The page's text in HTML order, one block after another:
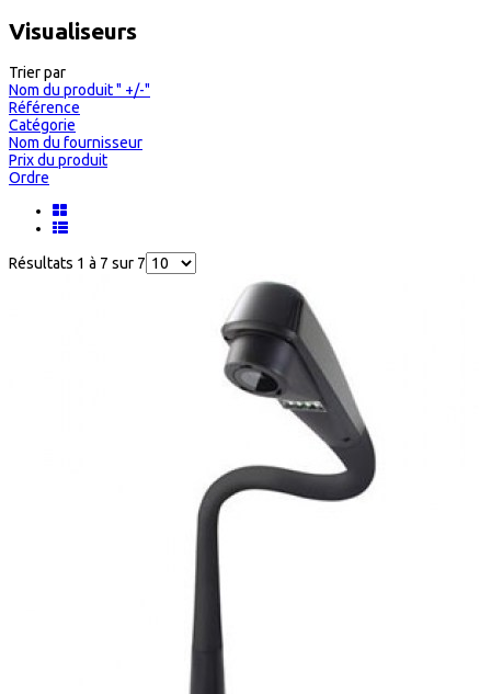
Visualiseurs
Trier par
Nom du produit " +/-"
Référence
Catégorie
Nom du fournisseur
Prix du produit
Ordre
Résultats 1 à 7 sur 7